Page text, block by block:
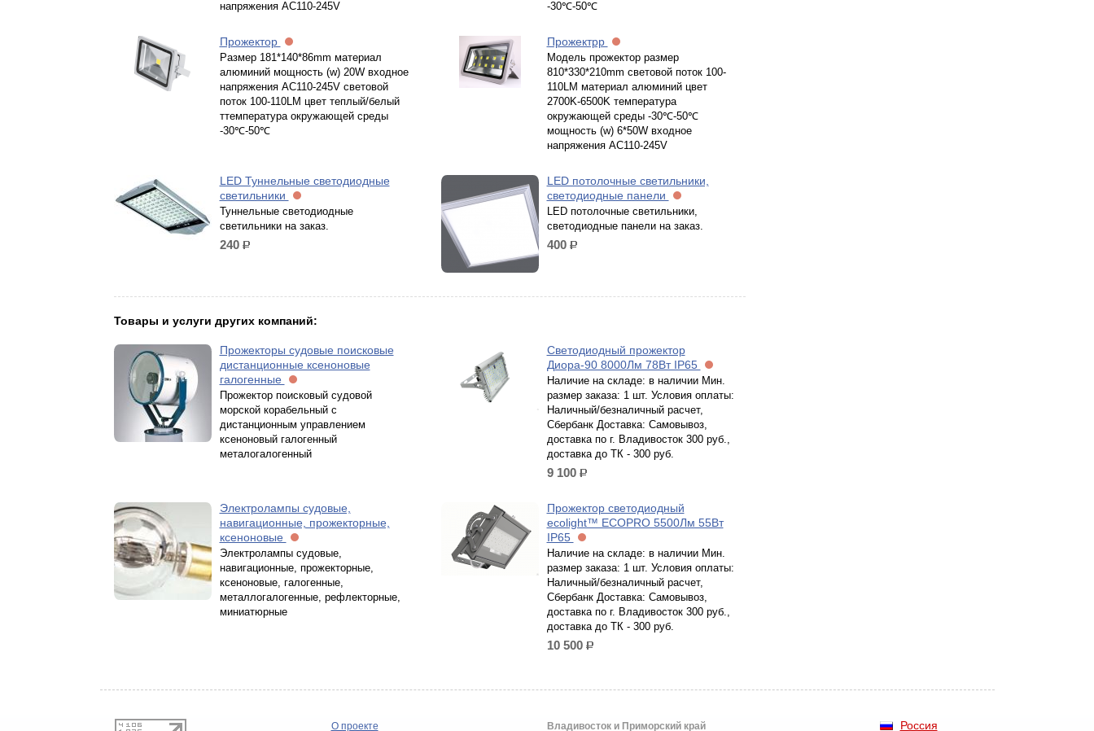
напряжения AC110-245V
-30℃-50℃
Прожектор
Размер 181*140*86mm материал
алюминий мощность (w) 20W входное
напряжения AC110-245V световой
поток 100-110LM цвет теплый/белый
ттемпература окружающей среды
-30℃-50℃
Прожектрр
Модель прожектор размер
810*330*210mm световой поток 100-
110LM материал алюминий цвет
2700K-6500K температура
окружающей среды -30℃-50℃
мощность (w) 6*50W входное
напряжения AC110-245V
LED Туннельные светодиодные
светильники
Туннельные светодиодные
светильники на заказ.
240 р.
LED потолочныe светильники,
светодиодные панели
LED потолочныe светильники,
светодиодные панели на заказ.
400 р.
Товары и услуги других компаний:
Прожекторы судовые поисковые
дистанционные ксеноновые
галогенные
Прожектор поисковый судовой
морской корабельный с
дистанционным управлением
ксеноновый галогенный
металогалогенный
Светодиодный прожектор
Диора-90 8000Лм 78Вт IP65
Наличие на складе: в наличии Мин.
размер заказа: 1 шт. Условия оплаты:
Наличный/безналичный расчет,
Сбербанк Доставка: Самовывоз,
доставка по г. Владивосток 300 руб.,
доставка до ТК - 300 руб.
9 100 р.
Электролампы судовые,
навигационные, прожекторные,
ксеноновые
Электролампы судовые,
навигационные, прожекторные,
ксеноновые, галогенные,
металлогалогенные, рефлекторные,
миниатюрные
Прожектор светодиодный
ecolight™ ECOPRO 5500Лм 55Вт
IP65
Наличие на складе: в наличии Мин.
размер заказа: 1 шт. Условия оплаты:
Наличный/безналичный расчет,
Сбербанк Доставка: Самовывоз,
доставка по г. Владивосток 300 руб.,
доставка до ТК - 300 руб.
10 500 р.
Россия
О проекте Владивосток и Приморский край